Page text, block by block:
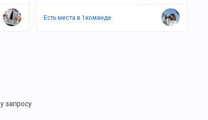
Есть места в 1командe
запросу